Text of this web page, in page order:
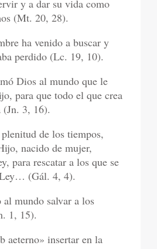
y a dar su vida como
(Mt. 20, 28).
ha venido a buscar y
perdido (Lc. 19, 10).
Dios al mundo que le
para que todo el que crea
(Jn. 3, 16).
de los tiempos,
nacido de mujer,
para rescatar a los que se
(Gál. 4, 4).
mundo salvar a los
1, 15).
aeterno» insertar en la